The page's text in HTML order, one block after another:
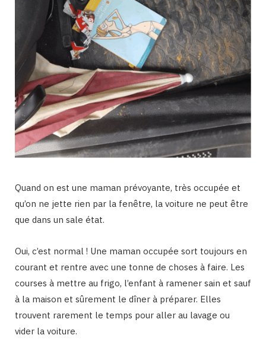
Quand on est une maman prévoyante, très occupée et
qu’on ne jette rien par la fenêtre, la voiture ne peut être
que dans un sale état.
Oui, c’est normal ! Une maman occupée sort toujours en
courant et rentre avec une tonne de choses à faire. Les
courses à mettre au frigo, l’enfant à ramener sain et sauf
à la maison et sûrement le dîner à préparer. Elles
trouvent rarement le temps pour aller au lavage ou
vider la voiture.